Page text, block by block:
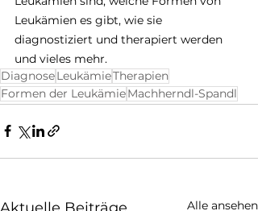
Leukämien es gibt, wie sie
diagnostiziert und therapiert werden
und vieles mehr.
DiagnoseLeukämieTherapien
Formen der LeukämieMachherndl-Spandl
Alle ansehen